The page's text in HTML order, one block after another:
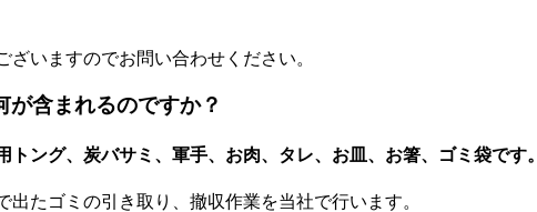
いますのでお問い合わせください。
含まれるのですか？
ング、炭バサミ、軍手、お肉、タレ、お皿、お箸、ゴミ袋です。
たゴミの引き取り、撤収作業を当社で行います。